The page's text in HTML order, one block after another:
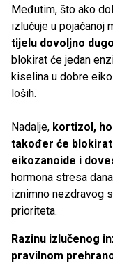
Međutim, što ako
izlučuje u pojačanoj
tijelu dovoljno
blokirat će jedan
kiselina u dobre
loših.
Nadalje, kortizol,
također će
eikozanoide i
hormona stresa
iznimno nezdravog
prioriteta.
Razinu izlučenog
pravilnom